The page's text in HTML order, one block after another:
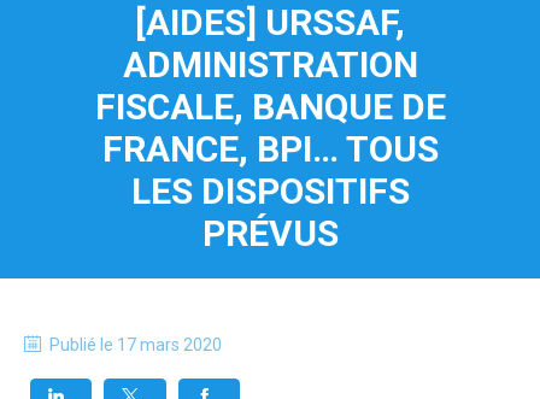
[AIDES] URSSAF,
ADMINISTRATION
FISCALE, BANQUE DE
FRANCE, BPI… TOUS
LES DISPOSITIFS
PRÉVUS
Publié le 17 mars 2020